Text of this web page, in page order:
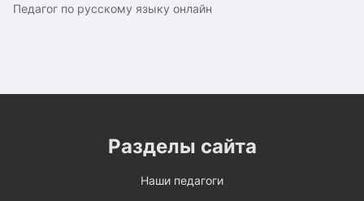
Педагог по русскому языку онлайн
Разделы сайта
Наши педагоги